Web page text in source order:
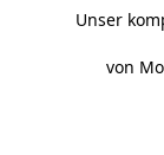
Unser
von